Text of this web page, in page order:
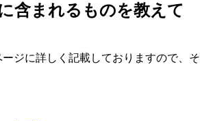
含まれるものを教えて
ジに詳しく記載しておりますので、そ